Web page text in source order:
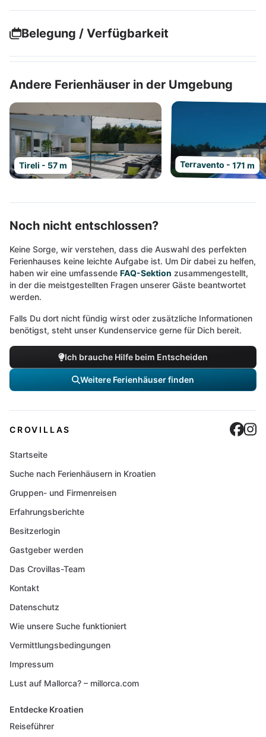
Belegung / Verfügbarkeit
Andere Ferienhäuser in der Umgebung
Tireli - 57 m Terravento - 171 m
Noch nicht entschlossen?
Keine Sorge, wir verstehen, dass die Auswahl des perfekten
Ferienhauses keine leichte Aufgabe ist. Um Dir dabei zu helfen,
haben wir eine umfassende FAQ-Sektion zusammengestellt,
in der die meistgestellten Fragen unserer Gäste beantwortet
werden.
Falls Du dort nicht fündig wirst oder zusätzliche Informationen
benötigst, steht unser Kundenservice gerne für Dich bereit.
Ich brauche Hilfe beim Entscheiden
Weitere Ferienhäuser finden
CROVILLAS
Startseite
Suche nach Ferienhäusern in Kroatien
Gruppen- und Firmenreisen
Erfahrungsberichte
Besitzerlogin
Gastgeber werden
Das Crovillas-Team
Kontakt
Datenschutz
Wie unsere Suche funktioniert
Vermittlungsbedingungen
Impressum
Lust auf Mallorca? – millorca.com
Entdecke Kroatien
Reiseführer